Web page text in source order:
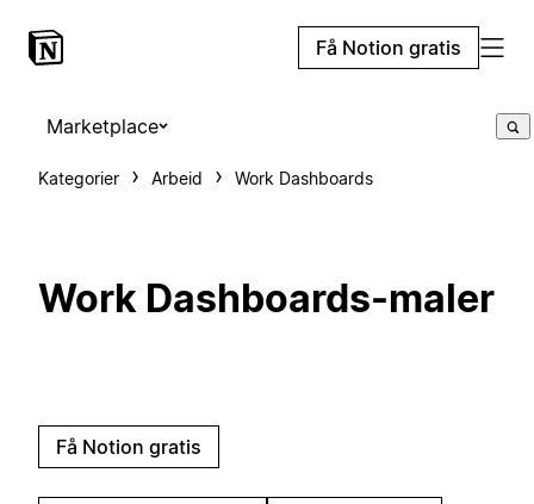
Få Notion gratis
Marketplace
Kategorier Arbeid Work Dashboards
Work Dashboards-maler
Få Notion gratis